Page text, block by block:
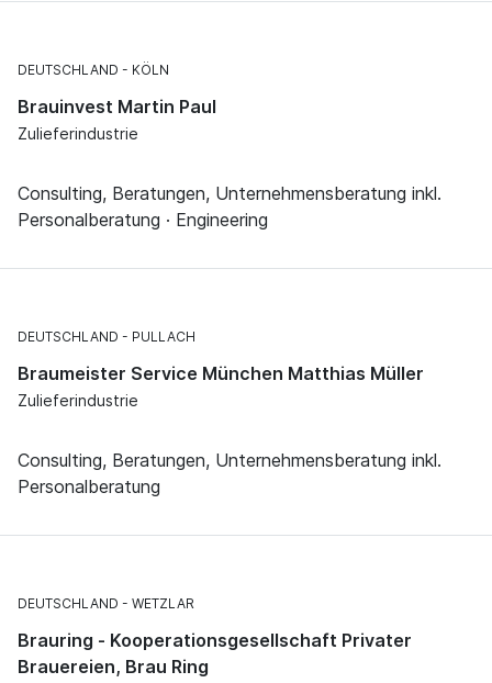
DEUTSCHLAND KÖLN
Brauinvest Martin Paul
Zulieferindustrie
Consulting, Beratungen, Unternehmensberatung inkl.
Personalberatung · Engineering
DEUTSCHLAND PULLACH
Braumeister Service München Matthias Müller
Zulieferindustrie
Consulting, Beratungen, Unternehmensberatung inkl.
Personalberatung
DEUTSCHLAND WETZLAR
Brauring - Kooperationsgesellschaft Privater
Brauereien, Brau Ring